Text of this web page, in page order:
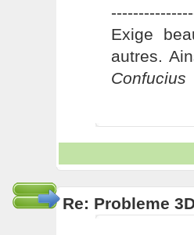
Exige
autres.
Confucius
Re: Probleme